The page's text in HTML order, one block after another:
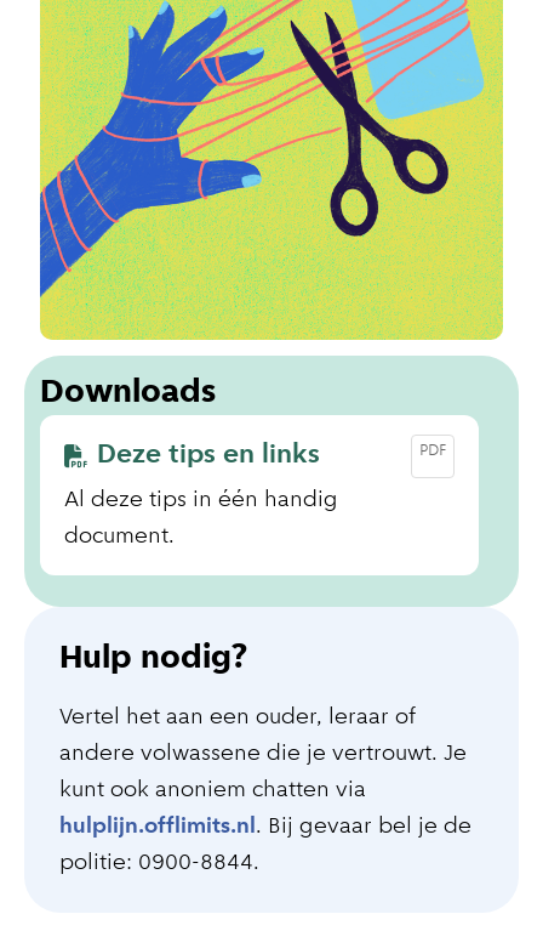
Downloads
Deze tips en links PDF
Al deze tips in één handig
document.
Hulp nodig?
Vertel het aan een ouder, leraar of
andere volwassene die je vertrouwt. Je
kunt ook anoniem chatten via
hulplijn.offlimits.nl . Bij gevaar bel je de
politie: 0900-8844.